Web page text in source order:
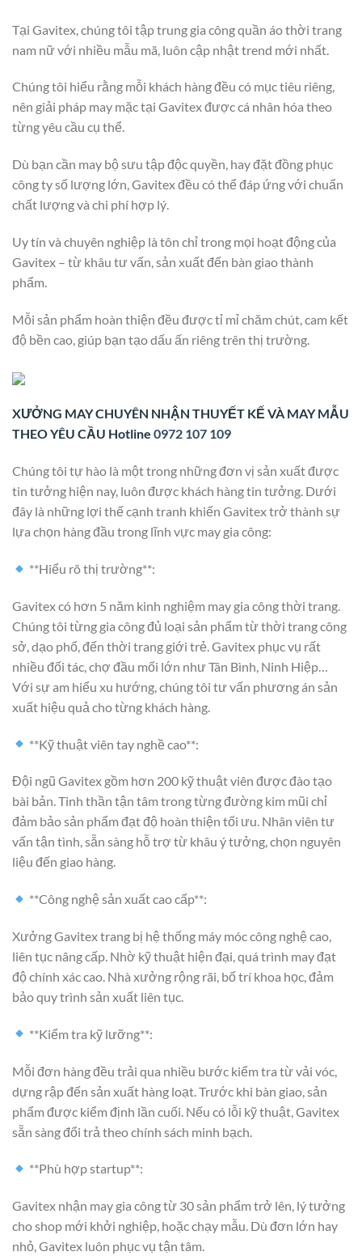
Tại Gavitex, chúng tôi tập trung gia công quần áo thời trang
nam nữ với nhiều mẫu mã, luôn cập nhật trend mới nhất.
Chúng tôi hiểu rằng mỗi khách hàng đều có mục tiêu riêng,
nên giải pháp may mặc tại Gavitex được cá nhân hóa theo
từng yêu cầu cụ thể.
Dù bạn cần may bộ sưu tập độc quyền, hay đặt đồng phục
công ty số lượng lớn, Gavitex đều có thể đáp ứng với chuẩn
chất lượng và chi phí hợp lý.
Uy tín và chuyên nghiệp là tôn chỉ trong mọi hoạt động của
Gavitex – từ khâu tư vấn, sản xuất đến bàn giao thành
phẩm.
Mỗi sản phẩm hoàn thiện đều được tỉ mỉ chăm chút, cam kết
độ bền cao, giúp bạn tạo dấu ấn riêng trên thị trường.
XƯỞNG MAY CHUYÊN NHẬN THUYẾT KẾ VÀ MAY MẪU
THEO YÊU CẦU Hotline 0972 107 109
Chúng tôi tự hào là một trong những đơn vị sản xuất được
tin tưởng hiện nay, luôn được khách hàng tin tưởng. Dưới
đây là những lợi thế cạnh tranh khiến Gavitex trở thành sự
lựa chọn hàng đầu trong lĩnh vực may gia công:
**Hiểu rõ thị trường**:
Gavitex có hơn 5 năm kinh nghiệm may gia công thời trang.
Chúng tôi từng gia công đủ loại sản phẩm từ thời trang công
sở, dạo phố, đến thời trang giới trẻ. Gavitex phục vụ rất
nhiều đối tác, chợ đầu mối lớn như Tân Bình, Ninh Hiệp…
Với sự am hiểu xu hướng, chúng tôi tư vấn phương án sản
xuất hiệu quả cho từng khách hàng.
**Kỹ thuật viên tay nghề cao**:
Đội ngũ Gavitex gồm hơn 200 kỹ thuật viên được đào tạo
bài bản. Tinh thần tận tâm trong từng đường kim mũi chỉ
đảm bảo sản phẩm đạt độ hoàn thiện tối ưu. Nhân viên tư
vấn tận tình, sẵn sàng hỗ trợ từ khâu ý tưởng, chọn nguyên
liệu đến giao hàng.
**Công nghệ sản xuất cao cấp**:
Xưởng Gavitex trang bị hệ thống máy móc công nghệ cao,
liên tục nâng cấp. Nhờ kỹ thuật hiện đại, quá trình may đạt
độ chính xác cao. Nhà xưởng rộng rãi, bố trí khoa học, đảm
bảo quy trình sản xuất liên tục.
**Kiểm tra kỹ lưỡng**:
Mỗi đơn hàng đều trải qua nhiều bước kiểm tra từ vải vóc,
dựng rập đến sản xuất hàng loạt. Trước khi bàn giao, sản
phẩm được kiểm định lần cuối. Nếu có lỗi kỹ thuật, Gavitex
sẵn sàng đổi trả theo chính sách minh bạch.
**Phù hợp startup**:
Gavitex nhận may gia công từ 30 sản phẩm trở lên, lý tưởng
cho shop mới khởi nghiệp, hoặc chạy mẫu. Dù đơn lớn hay
nhỏ, Gavitex luôn phục vụ tận tâm.